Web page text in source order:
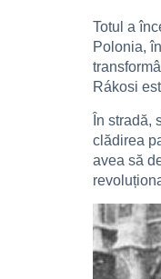
Totul a
Polonia,
Rákosi
În stradă,
clădirea
avea să